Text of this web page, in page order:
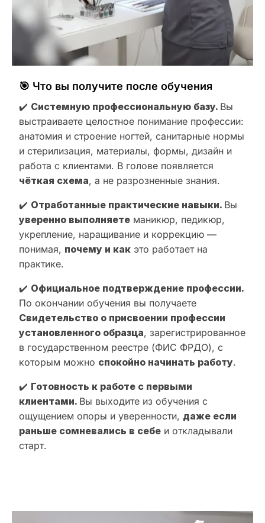
🎯 Что вы получите после обучения
✔️ Системную профессиональную базу. Вы
выстраиваете целостное понимание профессии:
анатомия и строение ногтей, санитарные нормы
и стерилизация, материалы, формы, дизайн и
работа с клиентами. В голове появляется
чёткая схема, а не разрозненные знания.
✔️ Отработанные практические навыки. Вы
уверенно выполняете маникюр, педикюр,
укрепление, наращивание и коррекцию —
понимая, почему и как это работает на
практике.
✔️ Официальное подтверждение профессии.
По окончании обучения вы получаете
Свидетельство о присвоении профессии
установленного образца, зарегистрированное
в государственном реестре (ФИС ФРДО), с
которым можно спокойно начинать работу.
✔️ Готовность к работе с первыми
клиентами. Вы выходите из обучения с
ощущением опоры и уверенности, даже если
раньше сомневались в себе и откладывали
старт.